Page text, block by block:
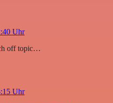
Uhr
off topic…
Uhr